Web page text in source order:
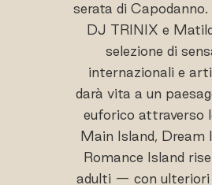
serata di
DJ TRINIX e
selezione di
internazionali e
darà vita a un
euforico attraverso
Main Island, Dream
Romance Island
adulti — con ulteriori